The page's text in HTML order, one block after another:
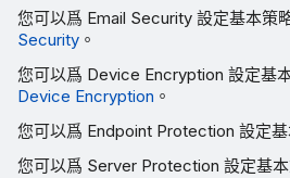
您可以爲 Email Security 設定基本策
Security 。
您可以爲 Device Encryption 設定基
Device Encryption 。
您可以爲 Endpoint Protection 設定
您可以爲 Server Protection 設定基